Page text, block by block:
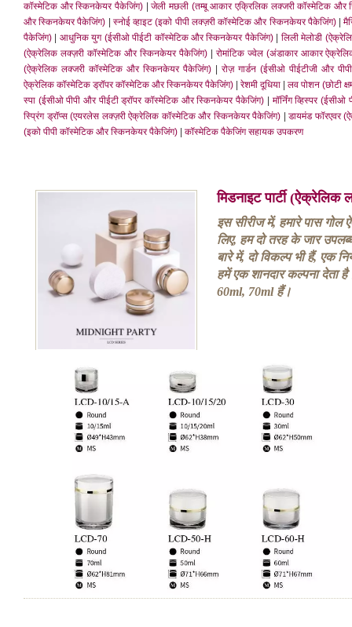
कॉस्मेटिक और स्किनकेयर पैकेजिंग)|जेली मछली (तम्बू आकार एक्रिलिक लक्जरी कॉस्मेटिक और
और स्किनकेयर पैकेजिंग)
स्नोई व्हाइट (इको पीपी लक्ज़री कॉस्मेटिक और स्किनकेयर पैकेजिंग)|
पैकेजिंग)
आधुनिक युग (ईसीओ पीईटी कॉस्मेटिक और स्किनकेयर पैकेजिंग)| लिली मेलोडी
(ऐक्रेलिक लक्ज़री कॉस्मेटिक और स्किनकेयर पैकेजिंग)| रोमांटिक ज्वेल (अंडाकार आकार
(ऐक्रेलिक लक्जरी कॉस्मेटिक और स्किनकेयर पैकेजिंग)
रोज़ गार्डन (ईसीओ पीईटीजी और
ऐक्रेलिक कॉस्मेटिक ड्रॉपर कॉस्मेटिक और स्किनकेयर पैकेजिंग)
रेशमी दूधिया
लव पोशन (छोटी
स्पा (ईसीओ पीपी और पीईटी ड्रॉपर कॉस्मेटिक और स्किनकेयर पैकेजिंग)
मॉर्निंग व्हिस्पर
स्प्रिंग ड्रॉप्स (एयरलेस लक्ज़री ऐक्रेलिक कॉस्मेटिक और स्किनकेयर पैकेजिंग)
डायमंड फॉरएवर
(इको पीपी कॉस्मेटिक और स्किनकेयर पैकेजिंग)
कॉस्मेटिक पैकेजिंग सहायक उपकरण
मिडनाइट पार्टी
इस सीरीज में, हमारे पास
लिए, हम दो तरह के जार
बारे में, दो विकल्प भी हैं, एक
हमें एक शानदार कल्पना देता
60ml, 70ml हैं।